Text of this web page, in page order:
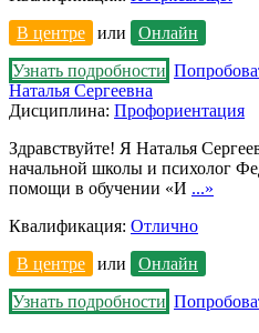
В центре
или
Онлайн
Узнать подробности
Наталья Сергеевна
Дисциплина: Профориентация
Здравствуйте! Я Наталья
начальной школы и психолог
помощи в обучении «И ...»
Квалификация: Отлично
В центре
или
Онлайн
Узнать подробности